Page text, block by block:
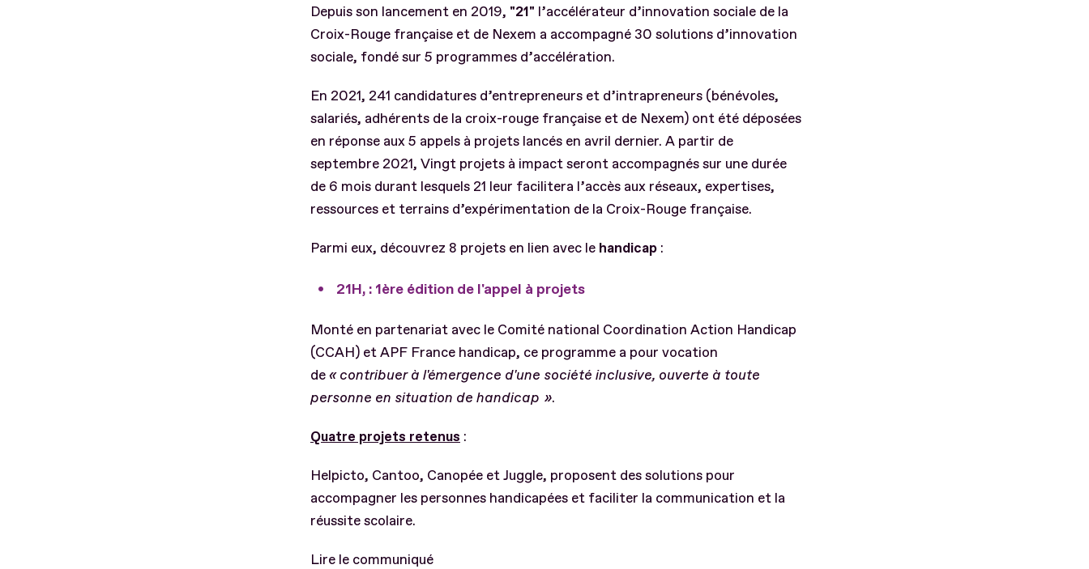
Depuis son lancement en 2019, "21" l’accélérateur d’innovation sociale de la
Croix-Rouge française et de Nexem a accompagné 30 solutions d’innovation
sociale, fondé sur 5 programmes d’accélération.
En 2021, 241 candidatures d’entrepreneurs et d’intrapreneurs (bénévoles,
salariés, adhérents de la croix-rouge française et de Nexem) ont été déposées
en réponse aux 5 appels à projets lancés en avril dernier. A partir de
septembre 2021, Vingt projets à impact seront accompagnés sur une durée
de 6 mois durant lesquels 21 leur facilitera l’accès aux réseaux, expertises,
ressources et terrains d’expérimentation de la Croix-Rouge française.
Parmi eux, découvrez 8 projets en lien avec le handicap :
21H, : 1ère édition de l'appel à projets
Monté en partenariat avec le Comité national Coordination Action Handicap
(CCAH) et APF France handicap, ce programme a pour vocation
de« contribuer à l'émergence d'une société inclusive, ouverte à toute
personne en situation de handicap ».
Quatre projets retenus :
Helpicto, Cantoo, Canopée et Juggle, proposent des solutions pour
accompagner les personnes handicapées et faciliter la communication et la
réussite scolaire.
Lire le communiqué